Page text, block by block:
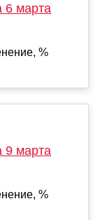
6 марта
%
9 марта
%